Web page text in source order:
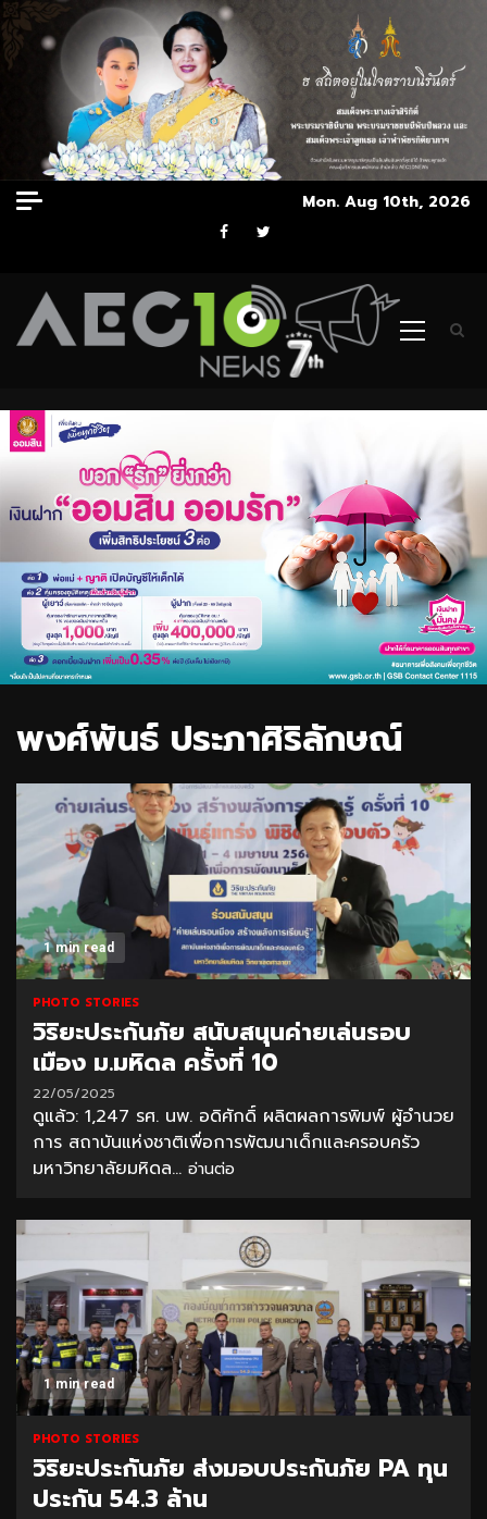
Skip
to
Mon. Aug 10th, 2026
Facebook
Twitter
Primary
พงศ์พันธ์ ประภาศิริลักษณ์
1 min read
PHOTO STORIES
วิริยะประกันภัย สนับสนุนค่ายเล่นรอบ
เมือง ม.มหิดล ครั้งที่ 10
22/05/2025
ดูแล้ว: 1,247 รศ. นพ. อดิศักดิ์ ผลิตผลการพิมพ์ ผู้อำนวย
การ สถาบันแห่งชาติเพื่อการพัฒนาเด็กและครอบครัว
มหาวิทยาลัยมหิดล... อ่านต่อ
1 min read
PHOTO STORIES
วิริยะประกันภัย ส่งมอบประกันภัย PA ทุน
ประกัน 54.3 ล้าน